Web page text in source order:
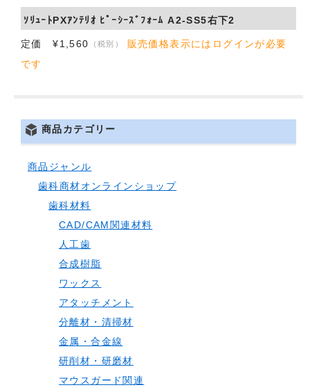
ｿﾘｭｰﾄPXｱﾝﾃﾘｵ ﾋﾟｰｼｰｽﾞﾌｫｰﾑ A2-SS5右下2
定価 ¥1,560 （税別）
販売価格表示にはログインが必要
です
商品カテゴリー
商品ジャンル
歯科商材オンラインショップ
歯科材料
CAD/CAM関連材料
人工歯
合成樹脂
ワックス
アタッチメント
分離材・清掃材
金属・合金線
研削材・研磨材
マウスガード関連